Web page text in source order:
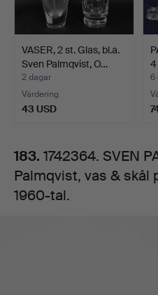
Palmqvist,
vas
skål
på
fot,
VASER, 2 st. Glas, bl.a.
Sven Palmqvist, O…
2 dagar
Värdering
43 USD
4
6
183. 1742364. SVEN
Palmqvist, vas & skål
1960-tal.